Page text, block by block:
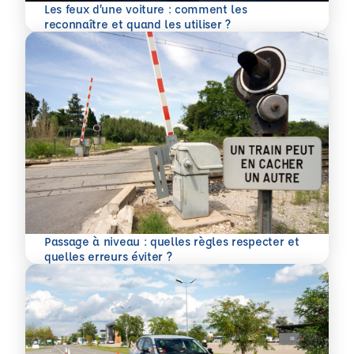
Les feux d’une voiture : comment les
reconnaître et quand les utiliser ?
En savoir plus
Passage à niveau : quelles règles respecter et
quelles erreurs éviter ?
En savoir plus